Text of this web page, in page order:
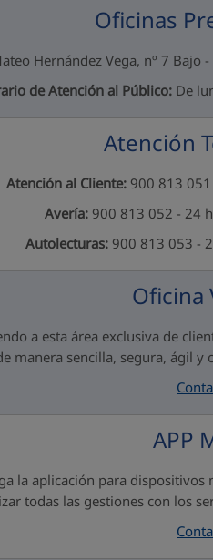
Oficinas
Hernández Vega, nº 7 Bajo
de Atención al Público:De
Atención
Atención al Cliente: 900 813
Avería: 900 813 052 - 24
Autolecturas:900 813 053 -
Oficina
a esta área exclusiva de
manera sencilla, segura, ágil y
APP
la aplicación para
todas las gestiones con los